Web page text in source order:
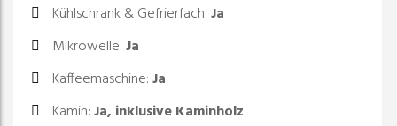
Kühlschrank & Gefrierfach:Ja
Mikrowelle:Ja
Kaffeemaschine:Ja
Kamin:Ja, inklusive Kaminholz